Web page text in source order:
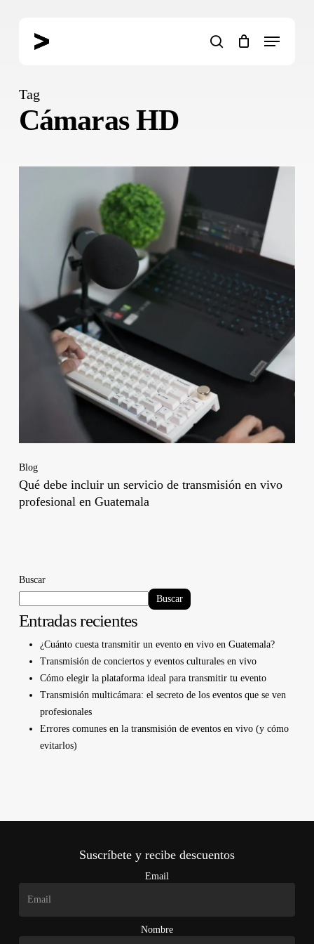
search
Menu
Tag
Cámaras HD
Blog
Qué debe incluir un servicio de transmisión en vivo
profesional en Guatemala
Buscar
Buscar
Entradas recientes
¿Cuánto cuesta transmitir un evento en vivo en Guatemala?
Transmisión de conciertos y eventos culturales en vivo
Cómo elegir la plataforma ideal para transmitir tu evento
Transmisión multicámara: el secreto de los eventos que se ven
profesionales
Errores comunes en la transmisión de eventos en vivo (y cómo
evitarlos)
Suscríbete y recibe descuentos
Email
Nombre